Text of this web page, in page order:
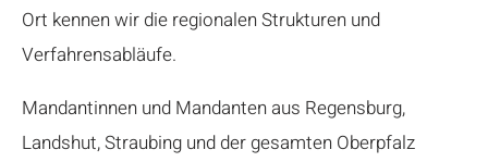
Ort kennen wir die regionalen Strukturen und
Verfahrensabläufe.
Mandantinnen und Mandanten aus Regensburg,
Landshut, Straubing und der gesamten Oberpfalz